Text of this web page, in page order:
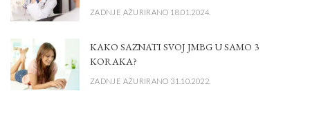
ZADNJE AŽURIRANO 18.01.2024.
KAKO SAZNATI SVOJ JMBG U SAMO 3
KORAKA?
ZADNJE AŽURIRANO 31.10.2022.